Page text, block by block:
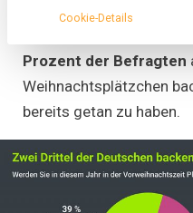
repräsentative Forsa-
Prozent der Befragten
Weihnachtsplätzchen
bereits getan zu haben.
Cookie-Details